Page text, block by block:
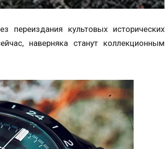
культовых исторических
наверняка станут коллекционным